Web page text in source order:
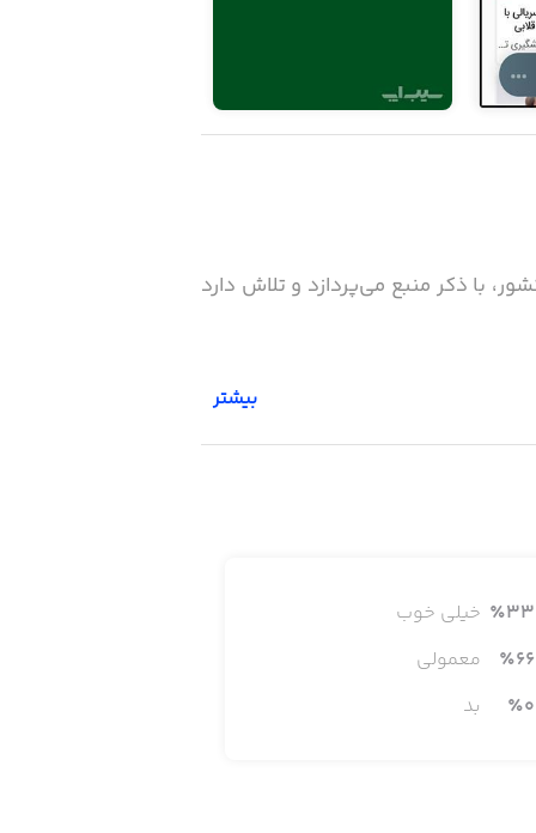
با ذکر منبع می‌پردازد و تلاش دارد
بیشتر
٪33
خیلی خوب
٪66
معمولی
٪0 بد